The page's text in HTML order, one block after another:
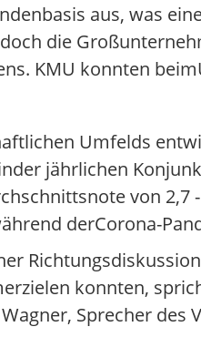
aus, was
die
KMU konnten
Umfelds
jährlichen
von
derCorona-
konnten,
Sprecher des